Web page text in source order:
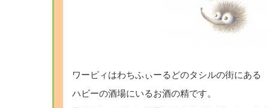
ワーピィはわちふぃーるどのタシルの街にある
ハビーの酒場にいるお酒の精です。